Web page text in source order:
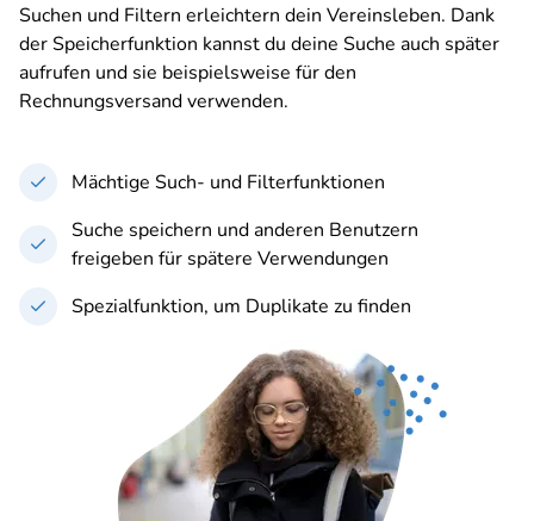
Suchen und Filtern erleichtern dein Vereinsleben. Dank
der Speicherfunktion kannst du deine Suche auch später
aufrufen und sie beispielsweise für den
Rechnungsversand verwenden.
Mächtige Such- und Filterfunktionen
Suche speichern und anderen Benutzern
freigeben für spätere Verwendungen
Spezialfunktion, um Duplikate zu finden